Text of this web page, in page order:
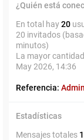
¿Quién está
En total hay20
20 invitados
minutos)
La mayor
May 2026, 14:36
Referencia:
Estadísticas
Mensajes totales